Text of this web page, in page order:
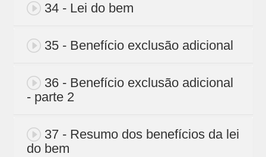
34 - Lei do bem
35 - Benefício exclusão adicional
36 - Benefício exclusão adicional
- parte 2
37 - Resumo dos benefícios da lei
do bem